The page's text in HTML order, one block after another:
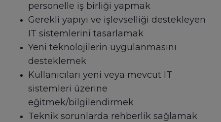
personelle iş birliği yapmak
Gerekli yapıyı ve işlevselliği destekleyen
IT sistemlerini tasarlamak
Yeni teknolojilerin uygulanmasını
desteklemek
Kullanıcıları yeni veya mevcut IT
sistemleri üzerine
eğitmek/bilgilendirmek
Teknik sorunlarda rehberlik sağlamak